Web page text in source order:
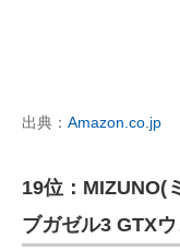
出典： Amazon.co.jp
19位：MIZUNO(
ブガゼル3 GTX